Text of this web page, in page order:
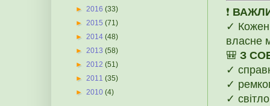
❗️
✓ Кожен
власне
🎒 З
✓
✓
✓
► 2016 (33)
► 2015 (71)
► 2014 (48)
► 2013 (58)
► 2012 (51)
► 2011 (35)
► 2010 (4)